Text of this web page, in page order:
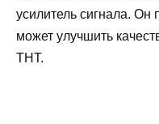
усилитель сигнала. Он
может улучшить
ТНТ.